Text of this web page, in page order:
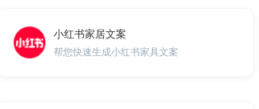
小红书家居文案
帮您快速生成小红书家具文案